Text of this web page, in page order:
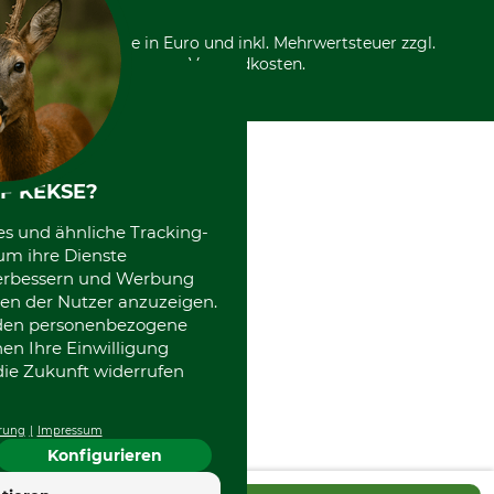
Entsorgung und Umwelt
Datenschutz Print
Über uns
Community
International
Kooperationen
Alle Preise in Euro und inkl. Mehrwertsteuer zzgl.
Versandkosten.
KEKSE?
und ähnliche Tracking-
ihre Dienste
und Werbung
der Nutzer anzuzeigen.
personenbezogene
Ihre Einwilligung
Zukunft widerrufen
Impressum
Konfigurieren